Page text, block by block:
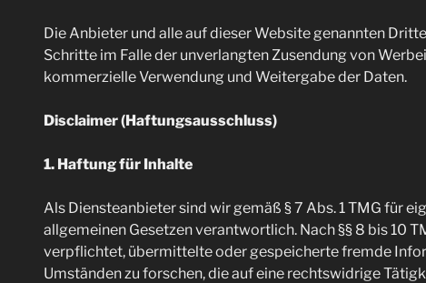
Die Anbieter und alle auf dieser Website genannten
Schritte im Falle der unverlangten Zusendung von
kommerzielle Verwendung und Weitergabe der Daten.
Disclaimer (Haftungsausschluss)
1. Haftung für Inhalte
Als Diensteanbieter sind wir gemäß § 7 Abs. 1 TMG für
allgemeinen Gesetzen verantwortlich. Nach §§ 8 bis 10
verpflichtet, übermittelte oder gespeicherte fremde
Umständen zu forschen, die auf eine rechtswidrige